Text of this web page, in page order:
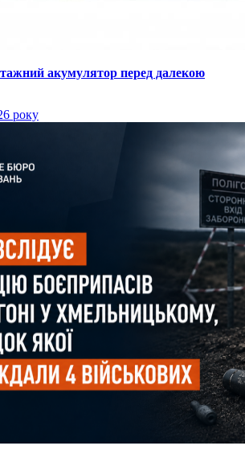
акумулятор перед далекою
року